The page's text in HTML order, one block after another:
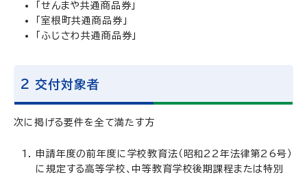
「せんまや共通商品券」
「室根町共通商品券」
「ふじさわ共通商品券」
2 交付対象者
次に掲げる要件を全て満たす方
申請年度の前年度に学校教育法（昭和22年法律第26号）
に規定する高等学校、中等教育学校後期課程または特別